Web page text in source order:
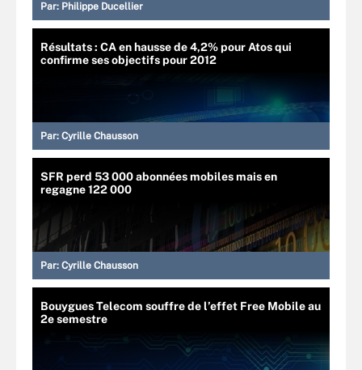
Par: Philippe Ducellier
Résultats : CA en hausse de 4,2% pour Atos qui
confirme ses objectifs pour 2012
Par: Cyrille Chausson
SFR perd 53 000 abonnées mobiles mais en
regagne 122 000
Par: Cyrille Chausson
Bouygues Telecom souffre de l’effet Free Mobile au
2e semestre